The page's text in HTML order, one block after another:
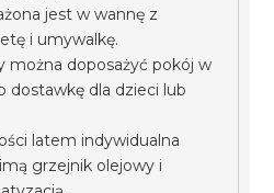
jest w wannę z
i umywalkę.
można doposażyć pokój w
dostawkę dla dzieci lub
latem indywidualna
grzejnik olejowy i